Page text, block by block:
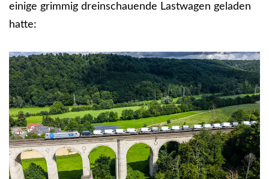
einige grimmig dreinschauende Lastwagen geladen
hatte: